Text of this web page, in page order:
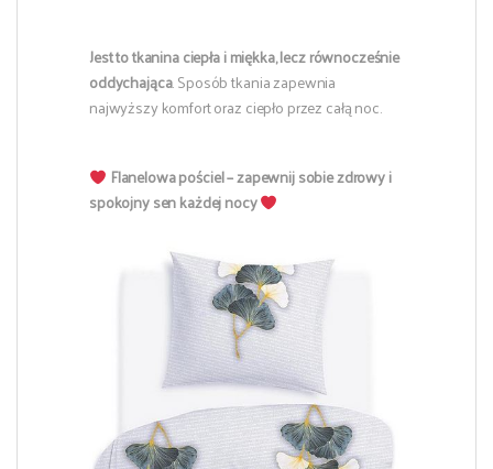
Jest to tkanina ciepła i miękka, lecz równocześnie
oddychająca. Sposób tkania zapewnia
najwyższy komfort oraz ciepło przez całą noc.
Flanelowa pościel – zapewnij sobie zdrowy i
spokojny sen każdej nocy